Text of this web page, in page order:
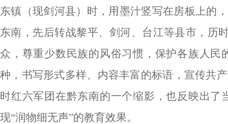
东镇（现剑河县）时，用墨汁竖写在房板上的
东南，先后转战黎平、剑河、台江等县市，历
众，尊重少数民族的风俗习惯，保护各族人
种，书写形式多样、内容丰富的标语，宣传共
时红六军团在黔东南的一个缩影，也反映出
现“润物细无声”的教育效果。